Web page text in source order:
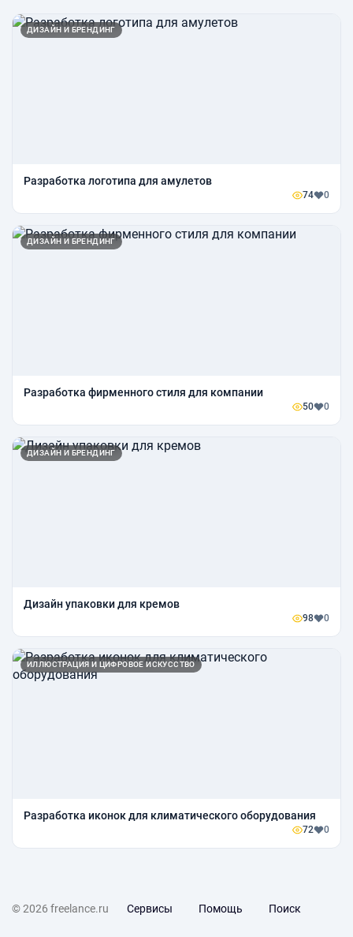
ДИЗАЙН И БРЕНДИНГ
Разработка логотипа для амулетов
74 0
ДИЗАЙН И БРЕНДИНГ
Разработка фирменного стиля для компании
50 0
ДИЗАЙН И БРЕНДИНГ
Дизайн упаковки для кремов
98 0
ИЛЛЮСТРАЦИЯ И ЦИФРОВОЕ ИСКУССТВО
Разработка иконок для климатического оборудования
72 0
© 2026 freelance.ru Сервисы Помощь Поиск